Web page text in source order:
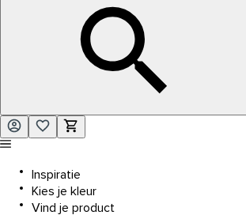
Inspiratie
Kies je kleur
Vind je product